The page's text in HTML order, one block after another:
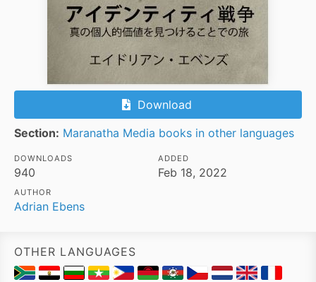
Download
Section: Maranatha Media books in other languages
DOWNLOADS
940
ADDED
Feb 18, 2022
AUTHOR
Adrian Ebens
OTHER LANGUAGES